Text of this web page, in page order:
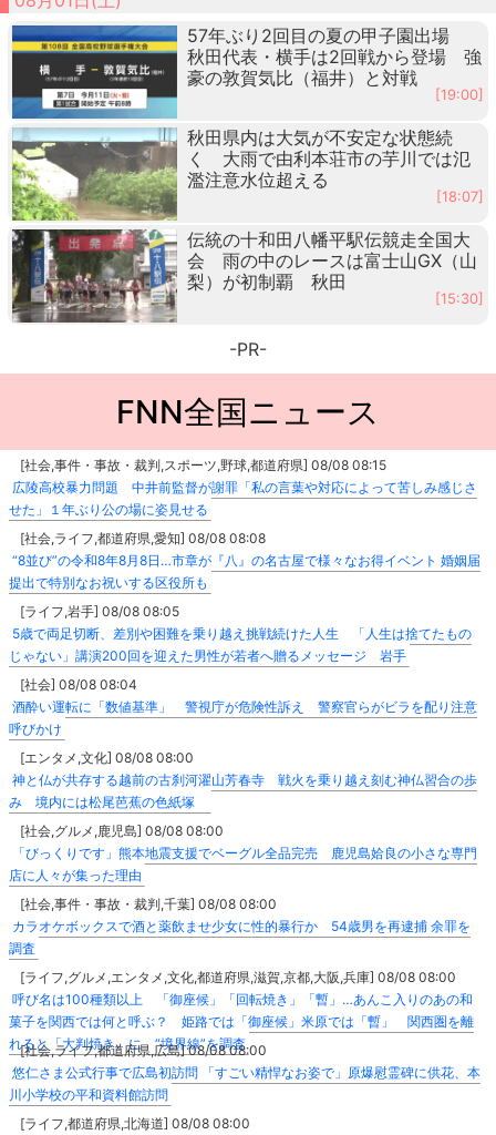
57年ぶり2回目の夏の甲子園出場
秋田代表・横手は2回戦から登場 強
豪の敦賀気比（福井）と対戦
[19:00]
秋田県内は大気が不安定な状態続
く 大雨で由利本荘市の芋川では氾
濫注意水位超える
[18:07]
伝統の十和田八幡平駅伝競走全国大
会 雨の中のレースは富士山GX（山
梨）が初制覇 秋田
[15:30]
-PR-
FNN全国ニュース
[社会,事件・事故・裁判,スポーツ,野球,都道府県] 08/08 08:15
広陵高校暴力問題 中井前監督が謝罪「私の言葉や対応によって苦しみ感じさ
せた」１年ぶり公の場に姿見せる
[社会,ライフ,都道府県,愛知] 08/08 08:08
“8並び”の令和8年8月8日…市章が『八』の名古屋で様々なお得イベント 婚姻届
提出で特別なお祝いする区役所も
[ライフ,岩手] 08/08 08:05
5歳で両足切断、差別や困難を乗り越え挑戦続けた人生 「人生は捨てたもの
じゃない」講演200回を迎えた男性が若者へ贈るメッセージ 岩手
[社会] 08/08 08:04
酒酔い運転に「数値基準」 警視庁が危険性訴え 警察官らがビラを配り注意
呼びかけ
[エンタメ,文化] 08/08 08:00
神と仏が共存する越前の古刹河濯山芳春寺 戦火を乗り越え刻む神仏習合の歩
み 境内には松尾芭蕉の色紙塚
[社会,グルメ,鹿児島] 08/08 08:00
「びっくりです」熊本地震支援でベーグル全品完売 鹿児島姶良の小さな専門
店に人々が集った理由
[社会,事件・事故・裁判,千葉] 08/08 08:00
カラオケボックスで酒と薬飲ませ少女に性的暴行か 54歳男を再逮捕 余罪を
調査
[ライフ,グルメ,エンタメ,文化,都道府県,滋賀,京都,大阪,兵庫] 08/08 08:00
呼び名は100種類以上 「御座候」「回転焼き」「暫」…あんこ入りのあの和
菓子を関西では何と呼ぶ？ 姫路では「御座候」米原では「暫」 関西圏を離
れると「大判焼き」に “境界線”を調査
[社会,ライフ,都道府県,広島] 08/08 08:00
悠仁さま公式行事で広島初訪問 「すごい精悍なお姿で」原爆慰霊碑に供花、本
川小学校の平和資料館訪問
[ライフ,都道府県,北海道] 08/08 08:00